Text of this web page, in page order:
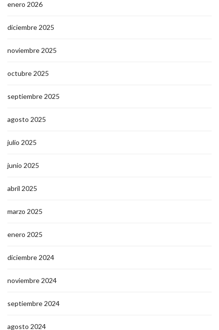
enero 2026
diciembre 2025
noviembre 2025
octubre 2025
septiembre 2025
agosto 2025
julio 2025
junio 2025
abril 2025
marzo 2025
enero 2025
diciembre 2024
noviembre 2024
septiembre 2024
agosto 2024